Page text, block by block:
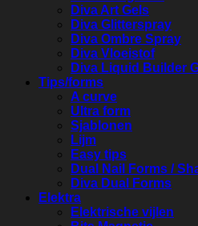
Diva Art Gels
Diva Glitterspray
Diva Ombre Spray
Diva Vloeistof
Diva Liquid Builder
Tips/forms
A curve
Ultra form
Sjablonen
Lijm
Easy tips
Dual Nail Forms /
Diva Dual Forms
Elektra
Elektrische vijlen